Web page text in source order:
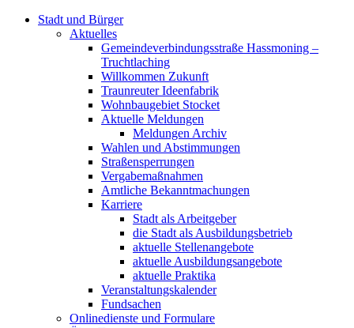
Stadt und Bürger
Aktuelles
Gemeindeverbindungsstraße Hassmoning –
Truchtlaching
Willkommen Zukunft
Traunreuter Ideenfabrik
Wohnbaugebiet Stocket
Aktuelle Meldungen
Meldungen Archiv
Wahlen und Abstimmungen
Straßensperrungen
Vergabemaßnahmen
Amtliche Bekanntmachungen
Karriere
Stadt als Arbeitgeber
die Stadt als Ausbildungsbetrieb
aktuelle Stellenangebote
aktuelle Ausbildungsangebote
aktuelle Praktika
Veranstaltungskalender
Fundsachen
Onlinedienste und Formulare